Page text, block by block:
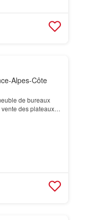
Alpes-Côte
de bureaux
des plateaux